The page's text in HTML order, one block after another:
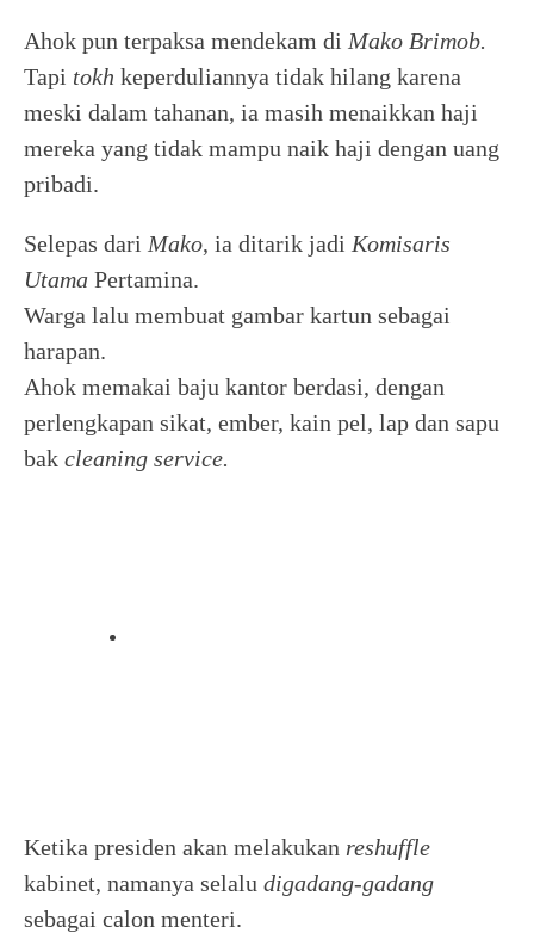
Ahok pun terpaksa mendekam di Mako Brimob.
Tapi tokh keperduliannya tidak hilang karena
meski dalam tahanan, ia masih menaikkan haji
mereka yang tidak mampu naik haji dengan uang
pribadi.
Selepas dari Mako, ia ditarik jadi Komisaris
Utama Pertamina.
Warga lalu membuat gambar kartun sebagai
harapan.
Ahok memakai baju kantor berdasi, dengan
perlengkapan sikat, ember, kain pel, lap dan sapu
bak cleaning service.
Ketika presiden akan melakukan reshuffle
kabinet, namanya selalu digadang-gadang
sebagai calon menteri.